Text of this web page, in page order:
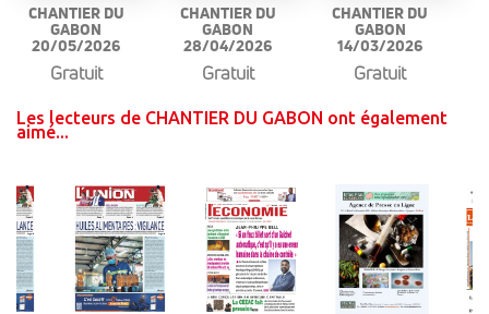
CHANTIER DU
GABON
20/05/2026
Gratuit
CHANTIER DU
GABON
28/04/2026
Gratuit
CHANTIER DU
GABON
14/03/2026
Gratuit
Les lecteurs de CHANTIER DU GABON ont également
aimé...